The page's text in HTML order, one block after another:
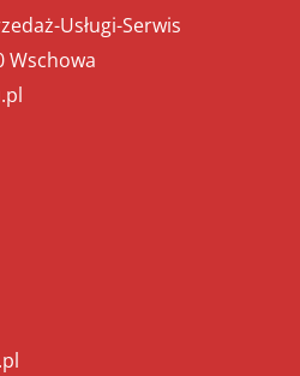
Usługi-Serwis
Wschowa